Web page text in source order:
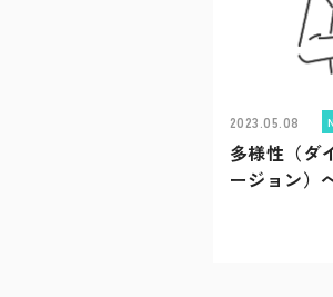
2023.05.08
多様性（ダ
ージョン）